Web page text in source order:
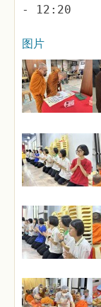
- 12:20
图片